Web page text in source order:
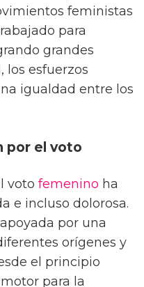
feministas
para
grandes
los esfuerzos
igualdad entre los
por el voto
voto femenino ha
e incluso dolorosa.
por una
orígenes y
el principio
para la